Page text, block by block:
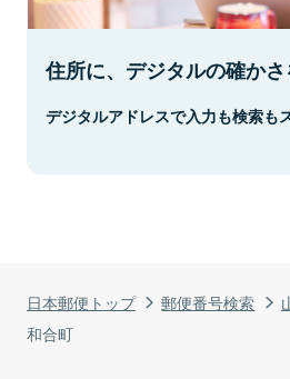
日本郵便トップ 郵便番号検索
和合町
住所に、デジタルの確かさ
デジタルアドレスで入力も検索も